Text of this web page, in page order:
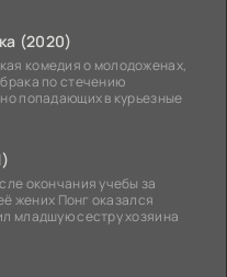
(2020)
комедия о молодоженах,
по стечению
попадающих в курьезные
окончания учебы за
жених Понг оказался
младшую сестру хозяина